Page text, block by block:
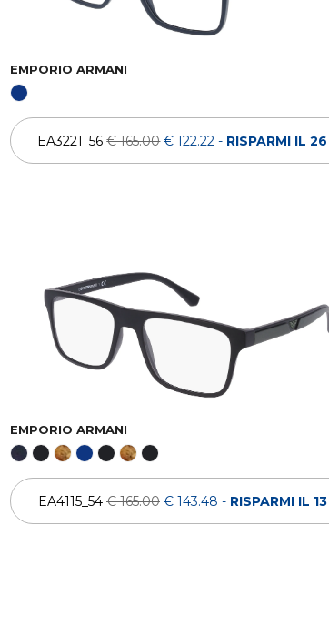
EMPORIO ARMANI
EA3221_56€ 165.00 € 122.22 - RISPARMI IL 26
EMPORIO ARMANI
EA4115_54 € 165.00 € 143.48 - RISPARMI IL